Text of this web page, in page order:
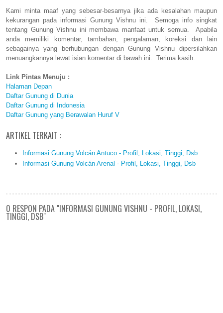
Kami minta maaf yang sebesar-besarnya jika ada kesalahan maupun
kekurangan pada informasi Gunung Vishnu ini. Semoga info singkat
tentang Gunung Vishnu ini membawa manfaat untuk semua. Apabila
anda memiliki komentar, tambahan, pengalaman, koreksi dan lain
sebagainya yang berhubungan dengan Gunung Vishnu dipersilahkan
menuangkannya lewat isian komentar di bawah ini. Terima kasih.
Link Pintas Menuju :
Halaman Depan
Daftar Gunung di Dunia
Daftar Gunung di Indonesia
Daftar Gunung yang Berawalan Huruf V
ARTIKEL TERKAIT :
Informasi Gunung Volcán Antuco - Profil, Lokasi, Tinggi, Dsb
Informasi Gunung Volcán Arenal - Profil, Lokasi, Tinggi, Dsb
0 RESPON PADA "INFORMASI GUNUNG VISHNU - PROFIL, LOKASI,
TINGGI, DSB"